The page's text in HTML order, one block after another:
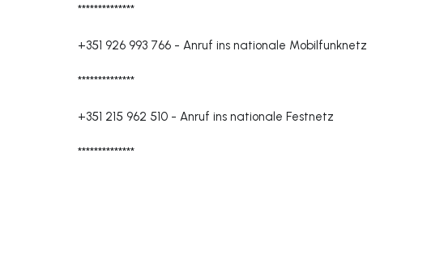
**************
+351 926 993 766 - Anruf ins nationale Mobilfunknetz
**************
+351 215 962 510 - Anruf ins nationale Festnetz
**************